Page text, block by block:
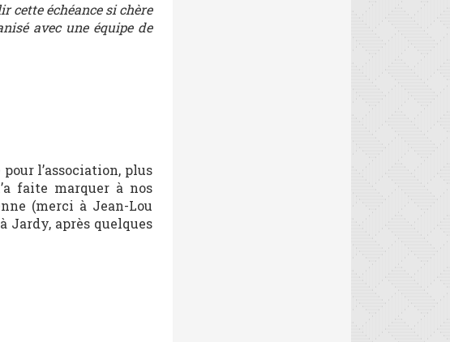
cette échéance si chère
avec une équipe de
l’association, plus
faite marquer à nos
(merci à Jean-Lou
Jardy, après quelques